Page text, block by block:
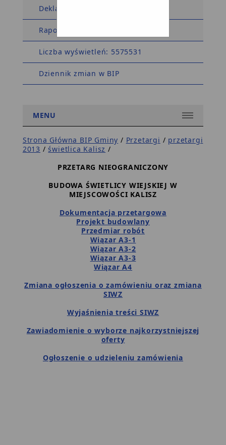
Deklaracja dostępności
Raport dostępności
Liczba wyświetleń: 5575531
Dziennik zmian w BIP
MENU
Strona Główna BIP Gminy / Przetargi / przetargi
2013 /świetlica Kalisz /
PRZETARG NIEOGRANICZONY
BUDOWA ŚWIETLICY WIEJSKIEJ W
MIEJSCOWOŚCI KALISZ
Dokumentacja przetargowa
Projekt budowlany
Przedmiar robót
Wiązar A3-1
Wiązar A3-2
Wiązar A3-3
Wiązar A4
Zmiana ogłoszenia o zamówieniu oraz zmiana
SIWZ
Wyjaśnienia treści SIWZ
Zawiadomienie o wyborze najkorzystniejszej
oferty
Ogłoszenie o udzieleniu zamówienia